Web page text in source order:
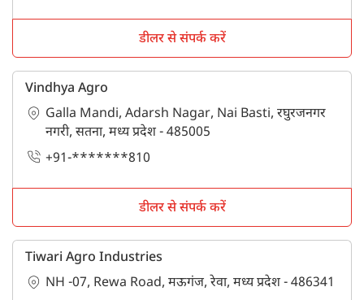
डीलर से संपर्क करें
Vindhya Agro
Galla Mandi, Adarsh Nagar, Nai Basti, रघुरजनगर
नगरी, सतना, मध्य प्रदेश - 485005
+91-*******810
डीलर से संपर्क करें
Tiwari Agro Industries
NH -07, Rewa Road, मऊगंज, रेवा, मध्य प्रदेश - 486341